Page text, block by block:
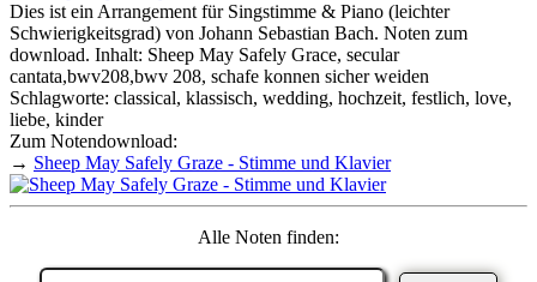
Dies ist ein Arrangement für Singstimme & Piano (leichter
Schwierigkeitsgrad) von Johann Sebastian Bach. Noten zum
download. Inhalt: Sheep May Safely Grace, secular
cantata,bwv208,bwv 208, schafe konnen sicher weiden
Schlagworte: classical, klassisch, wedding, hochzeit, festlich, love,
liebe, kinder
Zum Notendownload:
→ Sheep May Safely Graze - Stimme und Klavier
Alle Noten finden: